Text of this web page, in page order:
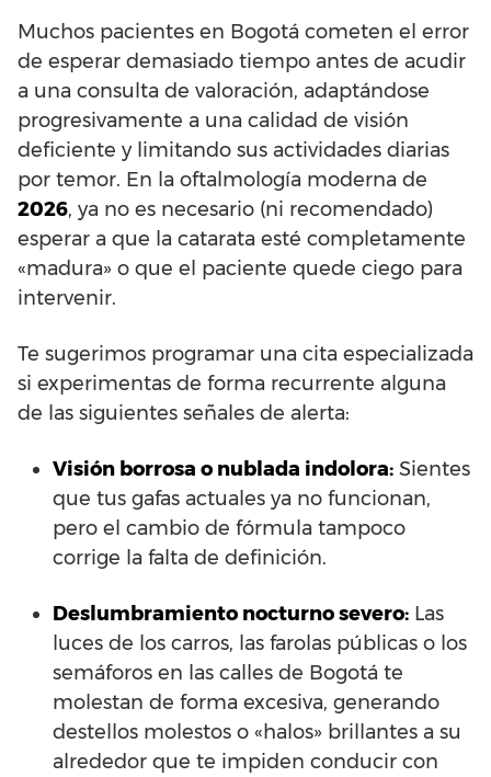
Muchos pacientes en Bogotá cometen el error
de esperar demasiado tiempo antes de acudir
a una consulta de valoración, adaptándose
progresivamente a una calidad de visión
deficiente y limitando sus actividades diarias
por temor. En la oftalmología moderna de
2026, ya no es necesario (ni recomendado)
esperar a que la catarata esté completamente
«madura» o que el paciente quede ciego para
intervenir.
Te sugerimos programar una cita especializada
si experimentas de forma recurrente alguna
de las siguientes señales de alerta:
Visión borrosa o nublada indolora: Sientes
que tus gafas actuales ya no funcionan,
pero el cambio de fórmula tampoco
corrige la falta de definición.
Deslumbramiento nocturno severo: Las
luces de los carros, las farolas públicas o los
semáforos en las calles de Bogotá te
molestan de forma excesiva, generando
destellos molestos o «halos» brillantes a su
alrededor que te impiden conducir con